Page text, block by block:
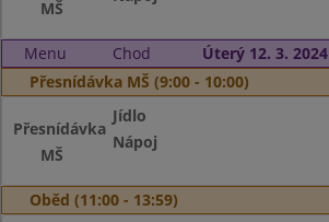
MŠ
Menu Chod
Úterý 12. 3. 2024
Přesnídávka MŠ (9:00 - 10:00)
Přesnídávka
MŠ
Jídlo
Nápoj
Oběd (11:00 - 13:59)